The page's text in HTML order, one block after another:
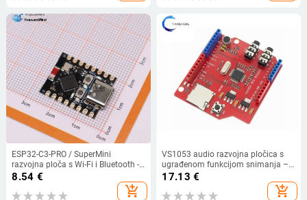
ESP32-C3-PRO / SuperMini
razvojna ploča s Wi-Fi i Bluetooth -
modul za programiranje i učenje
8.54 €
add_shopping_cart
VS1053 audio razvojna pločica s
ugrađenom funkcijom snimanja –
Model VS1053, Marka Yixinsheng
17.13 €
add_shopping_cart